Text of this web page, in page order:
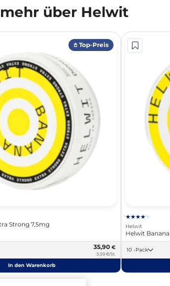
über Helwit
𖤘 Top-Preis
Strong 7,5mg
35,90 €
3,59 €/St.
In den Warenkorb
Helwit
Helwit
10 -Pack